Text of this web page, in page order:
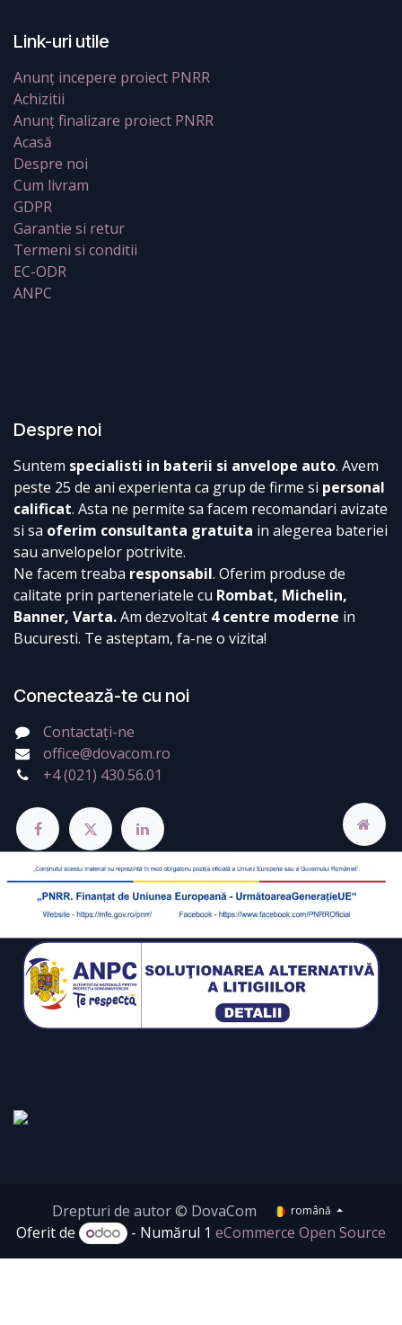
Link-uri utile
Anunț incepere proiect PNRR
Achizitii
Anunț finalizare proiect PNRR
Acasă
Despre noi
Cum livram
GDPR
Garantie si retur
Termeni si conditii
EC-ODR
ANPC
Despre noi
Suntem specialisti in baterii si anvelope auto. Avem
peste 25 de ani experienta ca grup de firme si personal
calificat. Asta ne permite sa facem recomandari avizate
si sa oferim consultanta gratuita in alegerea bateriei
sau anvelopelor potrivite.
Ne facem treaba responsabil. Oferim produse de
calitate prin parteneriatele cu Rombat, Michelin,
Banner, Varta.Am dezvoltat 4 centre moderne in
Bucuresti. Te asteptam, fa-ne o vizita!
Conectează-te cu noi
Contactați-ne
office@dovacom.ro
+4 (021) 430.56.01
Drepturi de autor © DovaCom română
Oferit de - Numărul 1eCommerce Open Source